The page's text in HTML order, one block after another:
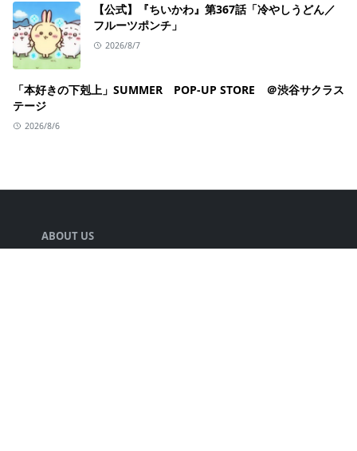
【公式】『ちいかわ』第367話「冷やしうどん／
フルーツポンチ」
2026/8/7
「本好きの下剋上」SUMMER POP-UP STORE ＠渋谷サクラス
テージ
2026/8/6
ABOUT US